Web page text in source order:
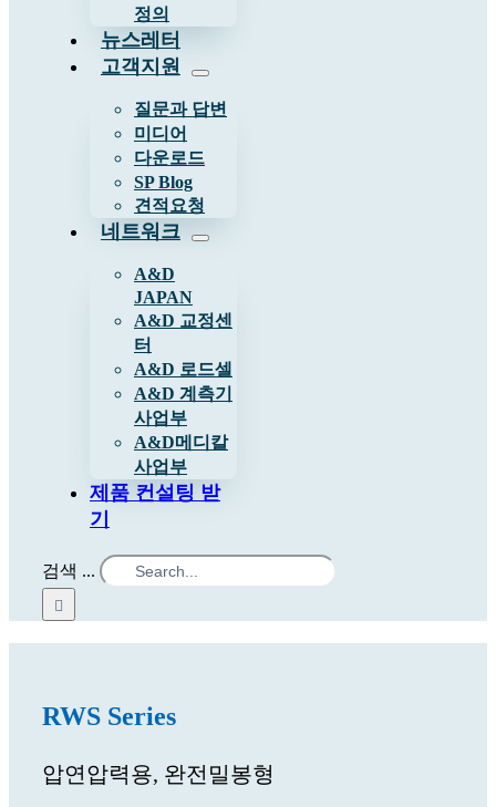
정의
뉴스레터
고객지원
질문과 답변
미디어
다운로드
SP Blog
견적요청
네트워크
A&D
JAPAN
A&D 교정센
터
A&D 로드셀
A&D 계측기
사업부
A&D메디칼
사업부
제품 컨설팅 받
기
검색 ...
RWS Series
압연압력용, 완전밀봉형